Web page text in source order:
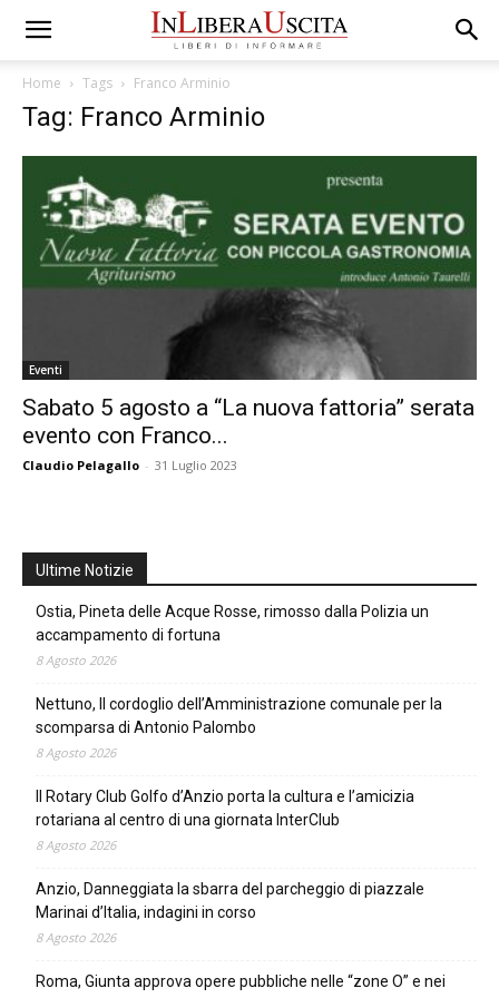
Home Tags Franco Arminio
Tag: Franco Arminio
Eventi
Sabato 5 agosto a “La nuova fattoria” serata
evento con Franco...
Claudio Pelagallo - 31 Luglio 2023
Ultime Notizie
Ostia, Pineta delle Acque Rosse, rimosso dalla Polizia un
accampamento di fortuna
8 Agosto 2026
Nettuno, Il cordoglio dell’Amministrazione comunale per la
scomparsa di Antonio Palombo
8 Agosto 2026
Il Rotary Club Golfo d’Anzio porta la cultura e l’amicizia
rotariana al centro di una giornata InterClub
8 Agosto 2026
Anzio, Danneggiata la sbarra del parcheggio di piazzale
Marinai d’Italia, indagini in corso
8 Agosto 2026
Roma, Giunta approva opere pubbliche nelle “zone O” e nei